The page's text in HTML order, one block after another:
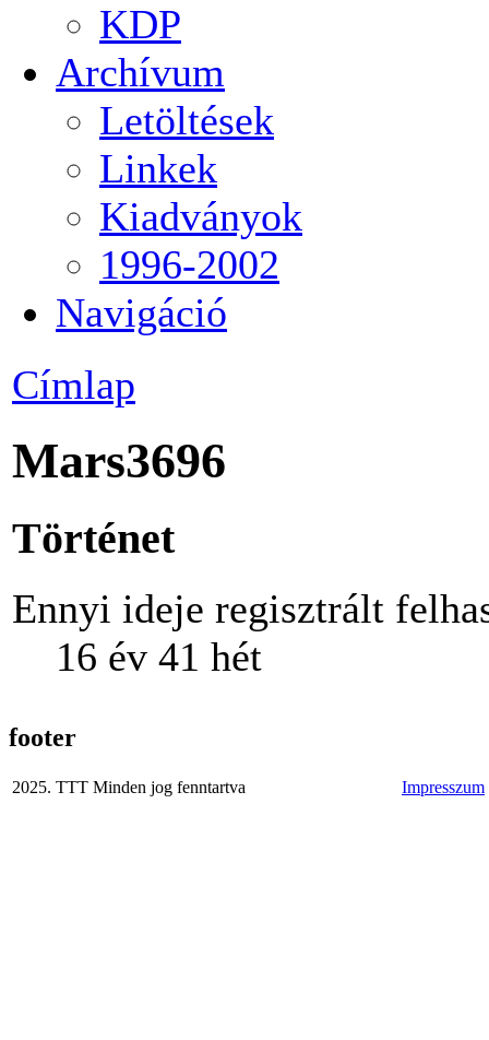
KDP
Archívum
Letöltések
Linkek
Kiadványok
1996-2002
Navigáció
Címlap
Mars3696
Történet
Ennyi ideje regisztrált
16 év 41 hét
footer
2025. TTT Minden jog fenntartva Impresszum